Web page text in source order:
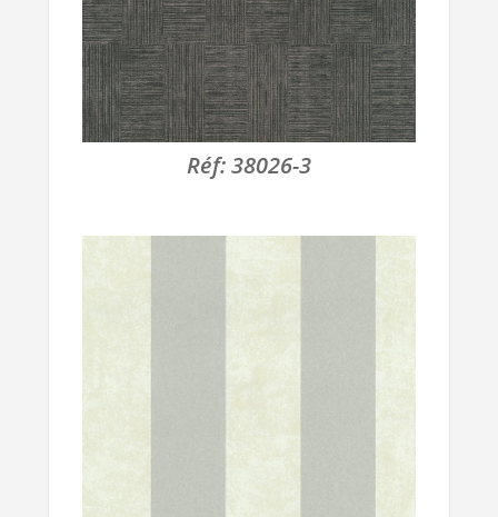
Réf:38026-3